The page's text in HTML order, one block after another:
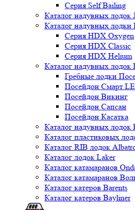
Серия Self Bailing
Каталог надувных лодок
Каталог надувных
Серия HDX Oxygen
Серия HDX Classic
Серия HDX Helium
Каталог надувных лодок
Гребные лодки
Посейдон Смарт LE
Посейдон Викинг
Посейдон Сапсан
Посейдон Касатка
Каталог надувных лодок
Каталог пластиковых
Каталог RIB лодок
Каталог лодок Laker
Каталог катамаранов
Каталог катамаранов
Каталог катеров Barents
Каталог катеров Bayliner